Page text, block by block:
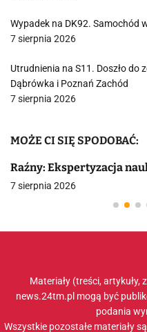
Wypadek na DK92. Samochód
7 sierpnia 2026
Utrudnienia na S11. Doszło do
Dąbrówka i Poznań Zachód
7 sierpnia 2026
MOŻE CI SIĘ SPODOBAĆ:
Raźny: Ekspertyzacja
7 sierpnia 2026
Materiały (treści,
news.24tm.pl mogą być
podania
Wszystkie pozostałe materiały